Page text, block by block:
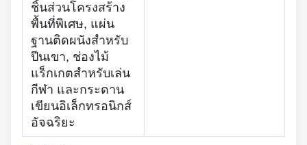
ชิ้นส่วนโครงสร้าง
พื้นที่พิเศษ, แผ่น
ฐานติดผนังสำหรับ
ปีนเขา, ช่องไม้
แร็กเกตสำหรับเล่น
กีฬา และกระดาน
เขียนอิเล็กทรอนิกส์
อัจฉริยะ